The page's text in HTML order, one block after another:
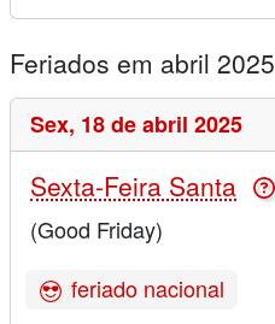
Feriados em abril 2025
Sex, 18 de abril 2025
Sexta-Feira Santa
(Good Friday)
feriado nacional